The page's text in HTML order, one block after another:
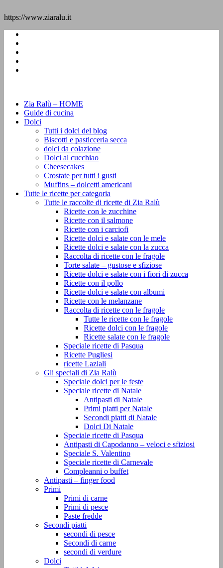
https://www.ziaralu.it
Zia Ralù – HOME
Guide di cucina
Dolci
Tutti i dolci del blog
Biscotti e pasticceria secca
dolci da colazione
Dolci al cucchiao
Cheesecakes
Crostate per tutti i gusti
Muffins – dolcetti americani
Tutte le ricette per categoria
Tutte le raccolte di ricette di Zia Ralù
Ricette con le zucchine
Ricette con il salmone
Ricette con i carciofi
Ricette dolci e salate con le mele
Ricette dolci e salate con la zucca
Raccolta di ricette con le fragole
Torte salate – gustose e sfiziose
Ricette dolci e salate con i fiori di zucca
Ricette con il pollo
Ricette dolci e salate con albumi
Ricette con le melanzane
Raccolta di ricette con le fragole
Tutte le ricette con le fragole
Ricette dolci con le fragole
Ricette salate con le fragole
Speciale ricette di Pasqua
Ricette Pugliesi
ricette Laziali
Gli speciali di Zia Ralù
Speciale dolci per le feste
Speciale ricette di Natale
Antipasti di Natale
Primi piatti per Natale
Secondi piatti di Natale
Dolci Di Natale
Speciale ricette di Pasqua
Antipasti di Capodanno – veloci e sfiziosi
Speciale S. Valentino
Speciale ricette di Carnevale
Compleanni o buffet
Antipasti – finger food
Primi
Primi di carne
Primi di pesce
Paste fredde
Secondi piatti
secondi di pesce
Secondi di carne
secondi di verdure
Dolci